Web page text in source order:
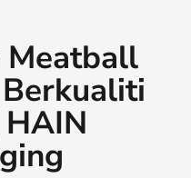
Meatball